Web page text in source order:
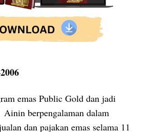
emas Public Gold dan jadi
berpengalaman dalam
dan pajakan emas selama 11